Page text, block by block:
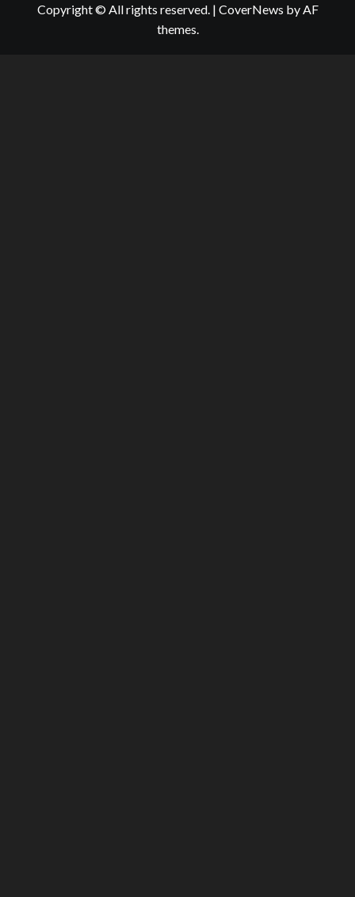
Copyright © All rights reserved. | CoverNews by AF
themes.